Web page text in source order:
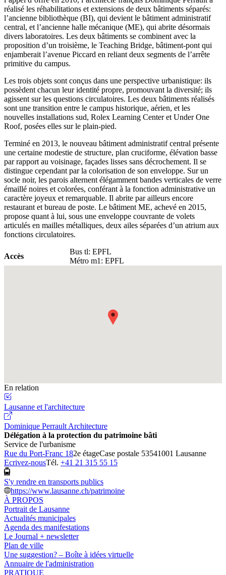
réalisé les réhabilitations et extensions de deux bâtiments séparés:
l’ancienne bibliothèque (BI), qui devient le bâtiment administratif
central, et l’ancienne halle mécanique (ME), qui abrite désormais
divers laboratoires. Les deux bâtiments se combinent avec la
proposition d’un troisième, le Teaching Bridge, bâtiment-pont qui
enjamberait l’avenue Piccard en reliant deux segments de l’arrête
primitive du campus.
Les trois objets sont conçus dans une perspective urbanistique: ils
possèdent chacun leur identité propre, promouvant la diversité; ils
agissent sur les questions circulatoires. Les deux bâtiments réalisés
sont une transition entre le campus historique, aérien, et les
nouvelles installations sud, Rolex Learning Center et Under One
Roof, posées elles sur le plain-pied.
Terminé en 2013, le nouveau bâtiment administratif central présente
une certaine modestie de structure, plan cruciforme, élévation basse
par rapport au voisinage, façades lisses sans décrochement. Il se
distingue cependant par la colorisation de son enveloppe. Sur un
socle noir, les parois alternent élégamment bandes verticales de verre
émaillé noires et colorées, conférant à la fonction administrative un
caractère joyeux et remarquable. Il abrite par ailleurs encore
restaurant et bureau de poste. Le bâtiment ME, achevé en 2015,
propose quant à lui, sous une enveloppe couvrante de volets
articulés en mailles métalliques, deux ailes séparées d’un atrium aux
fonctions circulatoires.
Accès
Bus tl: EPFL
Métro m1: EPFL
En relation
Lausanne et l'architecture
Dominique Perrault Architecture
Délégation à la protection du patrimoine bâti
Service de l'urbanisme
Rue du Port-Franc 182e étageCase postale 53541001 Lausanne
Ecrivez-nousTél. +41 21 315 55 15
S'y rendre en transports publics
https://www.lausanne.ch/patrimoine
À PROPOS
Portrait de Lausanne
Actualités municipales
Agenda des manifestations
Le Journal + newsletter
Plan de ville
Une suggestion? – Boîte à idées virtuelle
Annuaire de l'administration
PRATIQUE